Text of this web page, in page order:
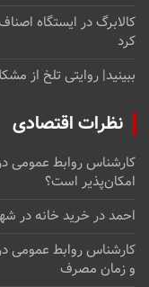
کالابرگ در ایستگاه
کرد
ببینید| روایتی تلخ از
نظرات اقتصادی
کارشناس روابط عمومیدر
امکان‌پذیر است؟
احمددرخرید خانه در
کارشناس روابط عمومیدر
و زمان مصرف